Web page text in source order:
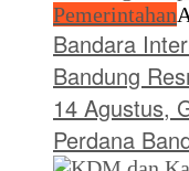
Pemerintahan
Bandara
Bandung
14 Agustus,
Perdana